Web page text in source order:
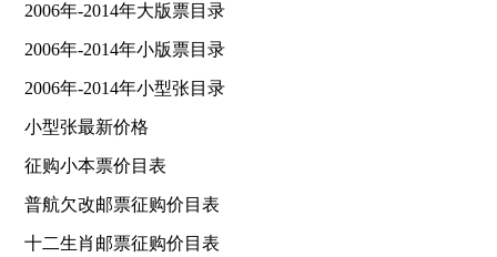
2006年-2014年大版票目录
2006年-2014年小版票目录
2006年-2014年小型张目录
小型张最新价格
征购小本票价目表
普航欠改邮票征购价目表
十二生肖邮票征购价目表